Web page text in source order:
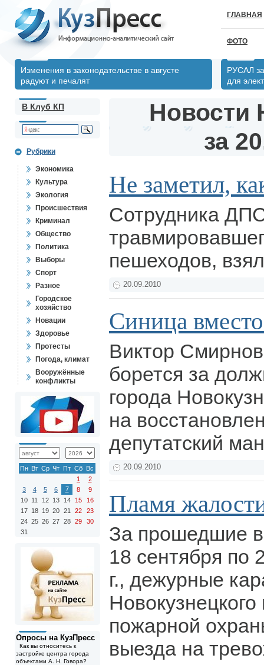
ГЛАВНАЯ
ФОТО
Изменения в законодательстве в августе
радуют и печалят
РУСАЛ
для
В Клуб КП
Рубрики
Экономика
Культура
Экология
Происшествия
Криминал
Общество
Политика
Выборы
Спорт
Разное
Городское
хозяйство
Новации
Здоровье
Протесты
Погода, климат
Вооружённые
конфликты
Пн Вт Ср Чт Пт Сб Вс
1
2
3
4 5 6 7 8
9
10 11 12 13 14 15
16
17 18 19 20 21 22
23
24 25 26 27 28 29
30
31
Опросы на КузПресс
Как вы относитесь к
застройке центра города
объектами А. Н. Говора?
Новости
за
Не заметил,
Сотрудника
пешеходов,
20.09.2010
Синица
Виктор
борется за
города
на
депутатский
20.09.2010
Пламя
За прошедшие
18 сентября по
г., дежурные
Новокузнецкого
пожарной
выезда на